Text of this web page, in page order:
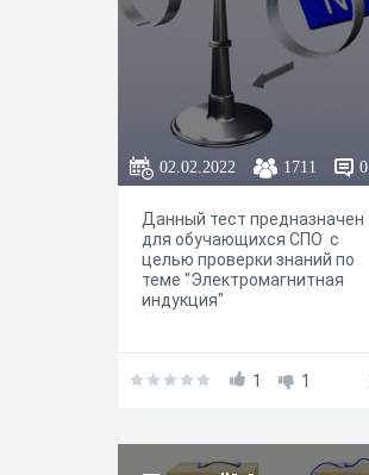
02.02.2022 1711 0
Данный тест предназначен
для обучающихся СПО с
целью проверки знаний по
теме "Электромагнитная
индукция"
1 1